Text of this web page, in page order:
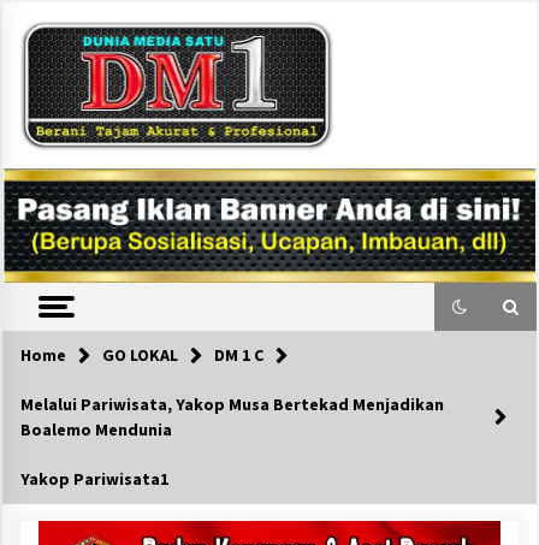
content
DM1
Home GO LOKAL DM 1 C
Melalui Pariwisata, Yakop Musa Bertekad Menjadikan
Boalemo Mendunia
Yakop Pariwisata1